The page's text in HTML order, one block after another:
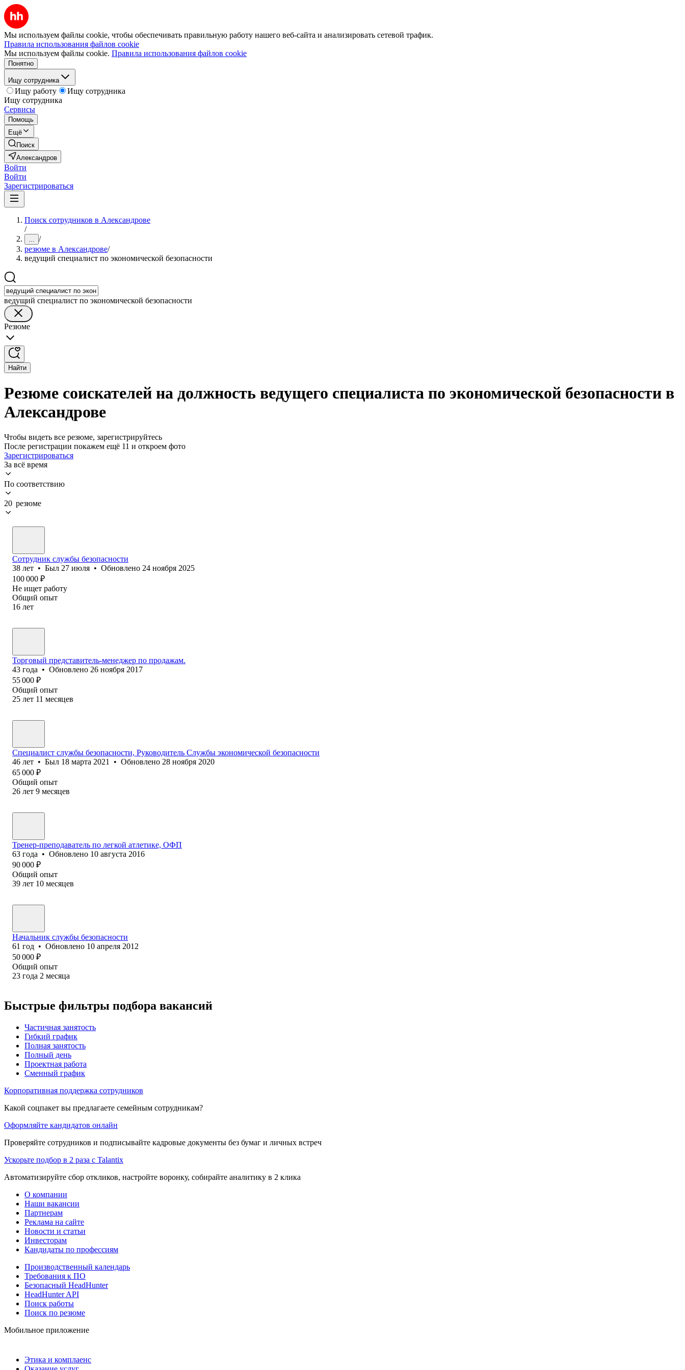
Мы используем файлы cookie, чтобы обеспечивать правильную работу нашего веб-сайта и анализировать сетевой трафик.
Правила использования файлов cookie
Мы используем файлы cookie. Правила использования файлов cookie
Понятно
Ищу сотрудника
Ищу работу
Ищу сотрудника
Ищу сотрудника
Сервисы
Помощь
Ещё
Поиск
Александров
Войти
Войти
Зарегистрироваться
Поиск сотрудников в Александрове
/
... /
резюме в Александрове/
ведущий специалист по экономической безопасности
ведущий специалист по экономической безопасности
Резюме
Найти
Резюме соискателей на должность ведущего специалиста по экономической безопасности в
Александрове
Чтобы видеть все резюме, зарегистрируйтесь
После регистрации покажем ещё 11 и откроем фото
Зарегистрироваться
За всё время
По соответствию
20 резюме
Сотрудник службы безопасности
38 лет • Был 27 июля • Обновлено 24 ноября 2025
100 000 ₽
Не ищет работу
Общий опыт
16 лет
Торговый представитель-менеджер по продажам.
43 года • Обновлено 26 ноября 2017
55 000 ₽
Общий опыт
25 лет 11 месяцев
Специалист службы безопасности, Руководитель Службы экономической безопасности
46 лет • Был 18 марта 2021 • Обновлено 28 ноября 2020
65 000 ₽
Общий опыт
26 лет 9 месяцев
Тренер-преподаватель по легкой атлетике, ОФП
63 года • Обновлено 10 августа 2016
90 000 ₽
Общий опыт
39 лет 10 месяцев
Начальник службы безопасности
61 год • Обновлено 10 апреля 2012
50 000 ₽
Общий опыт
23 года 2 месяца
Быстрые фильтры подбора вакансий
Частичная занятость
Гибкий график
Полная занятость
Полный день
Проектная работа
Сменный график
Корпоративная поддержка сотрудников
Какой соцпакет вы предлагаете семейным сотрудникам?
Оформляйте кандидатов онлайн
Проверяйте сотрудников и подписывайте кадровые документы без бумаг и личных встреч
Ускорьте подбор в 2 раза с Talantix
Автоматизируйте сбор откликов, настройте воронку, собирайте аналитику в 2 клика
О компании
Наши вакансии
Партнерам
Реклама на сайте
Новости и статьи
Инвесторам
Кандидаты по профессиям
Производственный календарь
Требования к ПО
Безопасный HeadHunter
HeadHunter API
Поиск работы
Поиск по резюме
Мобильное приложение
Этика и комплаенс